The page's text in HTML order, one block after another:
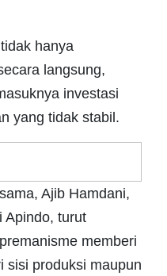
hanya
langsung,
investasi
yang tidak stabil.
Ajib Hamdani,
Apindo, turut
memberi
sisi produksi maupun